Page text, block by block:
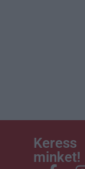
Keress
minket!